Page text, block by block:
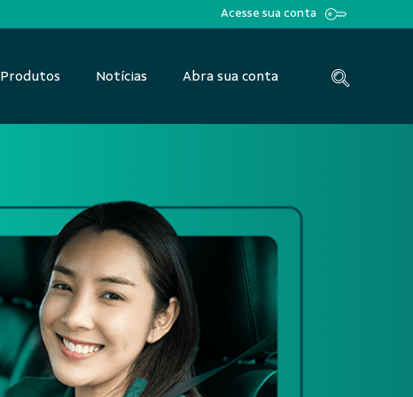
Acesse sua conta
Produtos Notícias Abra sua conta